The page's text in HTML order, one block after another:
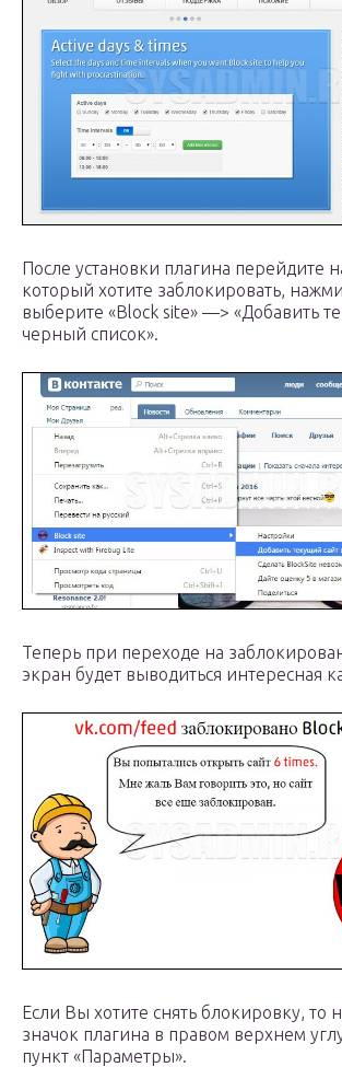
После установки плагина перейдите
который хотите заблокировать,
выберите «Block site» —> «Добавить
черный список».
Теперь при переходе на
экран будет выводиться интересная
Если Вы хотите снять блокировку, то
значок плагина в правом верхнем
пункт «Параметры».